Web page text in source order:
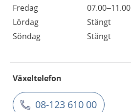
Fredag
07.00–11.00
Lördag
Stängt
Söndag
Stängt
Växeltelefon
08-123 610 00